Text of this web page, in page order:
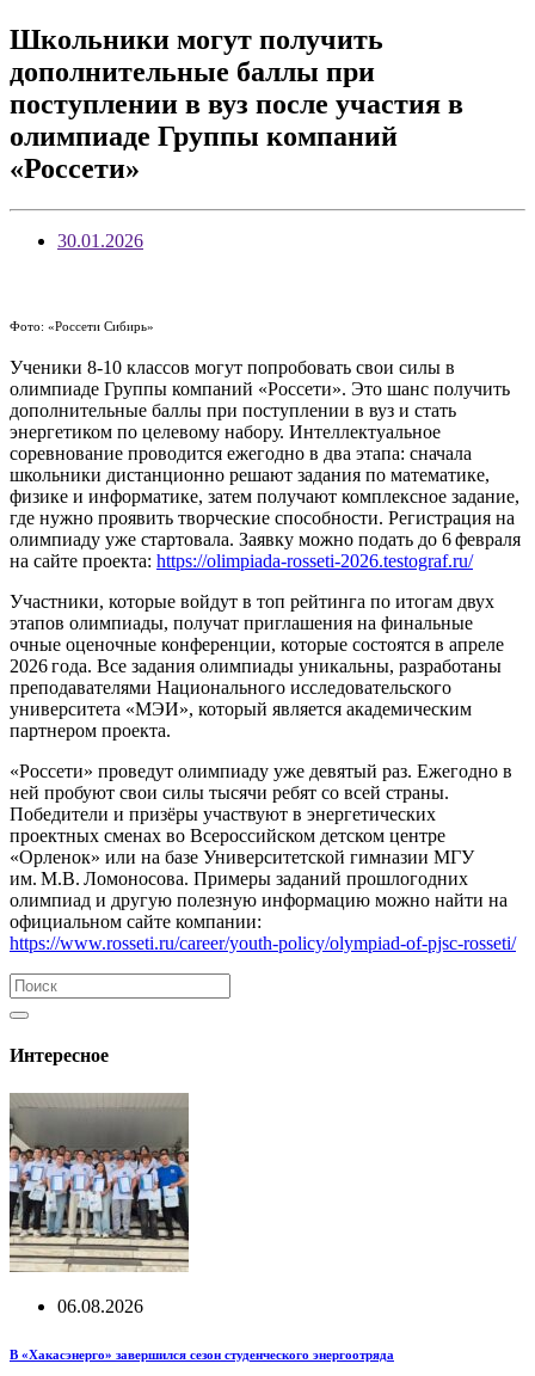
Школьники могут получить
дополнительные баллы при
поступлении в вуз после участия в
олимпиаде Группы компаний
«Россети»
30.01.2026
Фото: «Россети Сибирь»
Ученики 8-10 классов могут попробовать свои силы в
олимпиаде Группы компаний «Россети». Это шанс получить
дополнительные баллы при поступлении в вуз и стать
энергетиком по целевому набору. Интеллектуальное
соревнование проводится ежегодно в два этапа: сначала
школьники дистанционно решают задания по математике,
физике и информатике, затем получают комплексное задание,
где нужно проявить творческие способности. Регистрация на
олимпиаду уже стартовала. Заявку можно подать до 6 февраля
на сайте проекта: https://olimpiada-rosseti-2026.testograf.ru/
Участники, которые войдут в топ рейтинга по итогам двух
этапов олимпиады, получат приглашения на финальные
очные оценочные конференции, которые состоятся в апреле
2026 года. Все задания олимпиады уникальны, разработаны
преподавателями Национального исследовательского
университета «МЭИ», который является академическим
партнером проекта.
«Россети» проведут олимпиаду уже девятый раз. Ежегодно в
ней пробуют свои силы тысячи ребят со всей страны.
Победители и призёры участвуют в энергетических
проектных сменах во Всероссийском детском центре
«Орленок» или на базе Университетской гимназии МГУ
им. М.В. Ломоносова. Примеры заданий прошлогодних
олимпиад и другую полезную информацию можно найти на
официальном сайте компании:
https://www.rosseti.ru/career/youth-policy/olympiad-of-pjsc-rosseti/
Интересное
06.08.2026
В «Хакасэнерго» завершился сезон студенческого энергоотряда